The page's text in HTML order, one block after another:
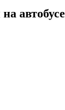
автобусе